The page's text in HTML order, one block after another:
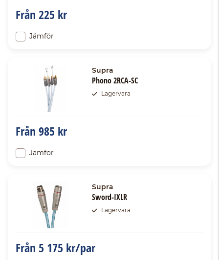
Från 225 kr
Jämför
Supra
Phono 2RCA-SC
Lagervara
Från 985 kr
Jämför
Supra
Sword-IXLR
Lagervara
Från 5 175 kr/par